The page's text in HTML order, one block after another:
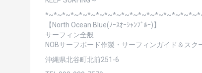
【North Ocean Blue(ﾉｰｽｵｰｼｬﾝﾌﾞﾙｰ)】
サーフィン全般
NOBサーフボード作製・サーフィンガイド＆スク
沖縄県北谷町北前251-6